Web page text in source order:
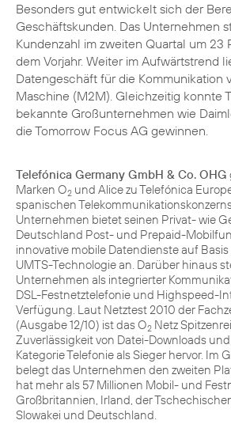
Besonders gut entwickelt sich der
Geschäftskunden. Das Unternehmen
Kundenzahl im zweiten Quartal um 23
dem Vorjahr. Weiter im Aufwärtstrend
Datengeschäft für die Kommunikation
Maschine (M2M). Gleichzeitig konnte
bekannte Großunternehmen wie
die Tomorrow Focus AG gewinnen.
Telefónica Germany GmbH & Co. OHG
Marken O2 und Alice zu Telefónica
spanischen
Unternehmen bietet seinen Privat- wie
Deutschland Post- und Prepaid-
innovative mobile Datendienste auf
UMTS-Technologie an. Darüber hinaus
Unternehmen als integrierter
DSL-Festnetztelefonie und Highspeed-
Verfügung. Laut Netztest 2010 der
(Ausgabe 12/10) ist das O2 Netz
Zuverlässigkeit von Datei-Downloads
Kategorie Telefonie als Sieger hervor. Im
belegt das Unternehmen den zweiten
hat mehr als 57 Millionen Mobil- und
Großbritannien, Irland, der
Slowakei und Deutschland.